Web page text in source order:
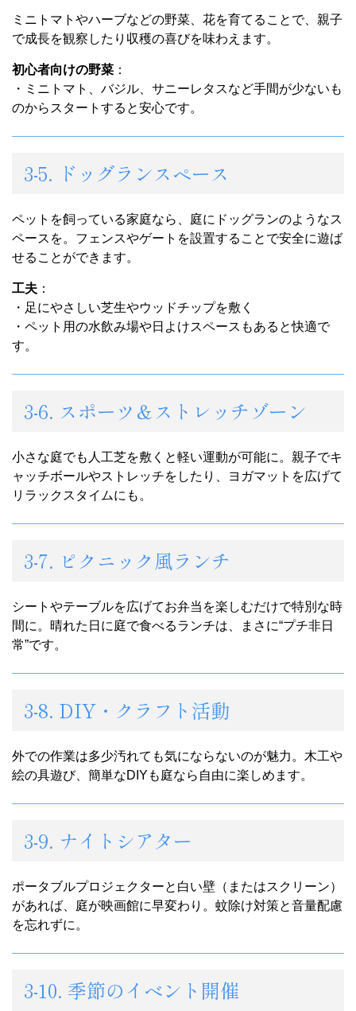
ミニトマトやハーブなどの野菜、花を育てることで、親子
で成長を観察したり収穫の喜びを味わえます。
初心者向けの野菜 ：
・ミニトマト、バジル、サニーレタスなど手間が少ないも
のからスタートすると安心です。
3-5. ドッグランスペース
ペットを飼っている家庭なら、庭にドッグランのようなス
ペースを。フェンスやゲートを設置することで安全に遊ば
せることができます。
工夫 ：
・足にやさしい芝生やウッドチップを敷く
・ペット用の水飲み場や日よけスペースもあると快適で
す。
3-6. スポーツ＆ストレッチゾーン
小さな庭でも人工芝を敷くと軽い運動が可能に。親子でキ
ャッチボールやストレッチをしたり、ヨガマットを広げて
リラックスタイムにも。
3-7. ピクニック風ランチ
シートやテーブルを広げてお弁当を楽しむだけで特別な時
間に。晴れた日に庭で食べるランチは、まさに“プチ非日
常”です。
3-8. DIY・クラフト活動
外での作業は多少汚れても気にならないのが魅力。木工や
絵の具遊び、簡単なDIYも庭なら自由に楽しめます。
3-9. ナイトシアター
ポータブルプロジェクターと白い壁（またはスクリーン）
があれば、庭が映画館に早変わり。蚊除け対策と音量配慮
を忘れずに。
3-10. 季節のイベント開催